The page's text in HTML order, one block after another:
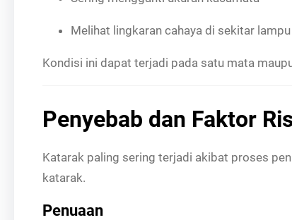
Melihat lingkaran cahaya di sekitar lampu
Kondisi ini dapat terjadi pada satu mata
Penyebab dan Faktor
Katarak paling sering terjadi akibat proses
katarak.
Penuaan